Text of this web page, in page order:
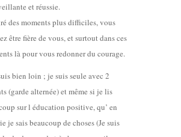
et réussie.
des moments plus difficiles, vous
être fière de vous, et surtout dans ces
là pour vous redonner du courage.
bien loin ; je suis seule avec 2
(garde alternée) et même si je lis
sur l éducation positive, qu’ en
je sais beaucoup de choses (Je suis